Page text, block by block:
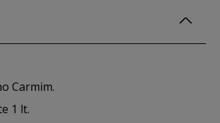
Carmim.
1 lt.